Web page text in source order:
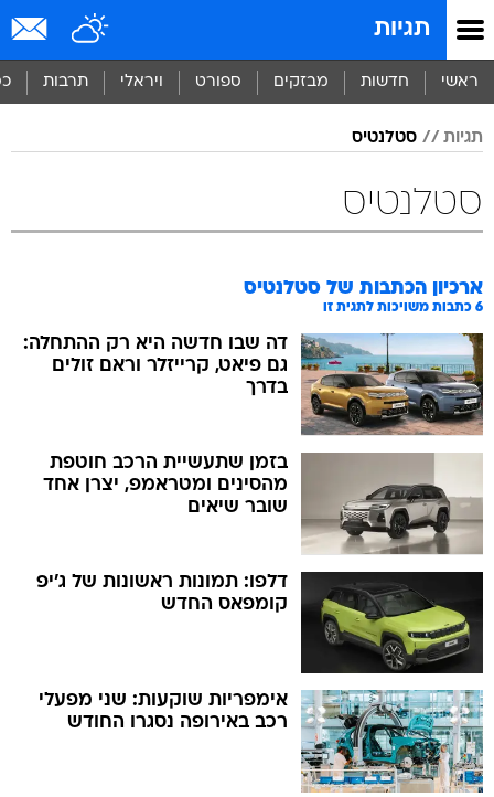
תגיות
ראשי חדשות מבזקים ספורט ויראלי תרבות
תגיות סטלנטיס
סטלנטיס
ארכיון הכתבות של סטלנטיס
6 כתבות משויכות לתגית זו
דה שבו חדשה היא רק ההתחלה:
גם פיאט, קרייזלר וראם זולים
בדרך
בזמן שתעשיית הרכב חוטפת
מהסינים ומטראמפ, יצרן אחד
שובר שיאים
דלפו: תמונות ראשונות של ג'יפ
קומפאס החדש
אימפריות שוקעות: שני מפעלי
רכב באירופה נסגרו החודש